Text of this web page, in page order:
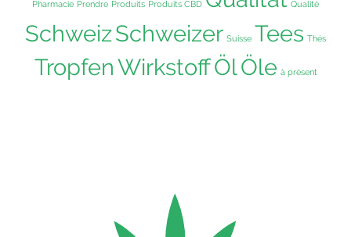
Pharmacie Prendre Produits Produits CBD Qualité
SchweizSchweizer Suisse Tees Thés
TropfenWirkstoffÖlÖle à présent